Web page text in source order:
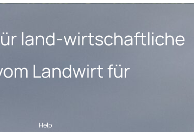
land-wirtschaftliche
Landwirt für
Help